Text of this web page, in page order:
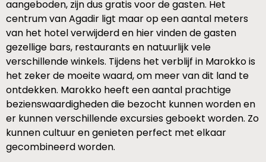
aangeboden, zijn dus gratis voor de gasten. Het
centrum van Agadir ligt maar op een aantal meters
van het hotel verwijderd en hier vinden de gasten
gezellige bars, restaurants en natuurlijk vele
verschillende winkels. Tijdens het verblijf in Marokko is
het zeker de moeite waard, om meer van dit land te
ontdekken. Marokko heeft een aantal prachtige
bezienswaardigheden die bezocht kunnen worden en
er kunnen verschillende excursies geboekt worden. Zo
kunnen cultuur en genieten perfect met elkaar
gecombineerd worden.